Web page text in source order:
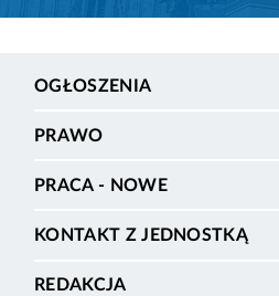
OGŁOSZENIA
PRAWO
PRACA - NOWE
KONTAKT Z JEDNOSTKĄ
REDAKCJA